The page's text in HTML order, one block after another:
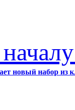
новый набор